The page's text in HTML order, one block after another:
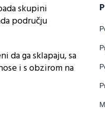
skupini
području
da ga sklapaju, sa
i s obzirom na